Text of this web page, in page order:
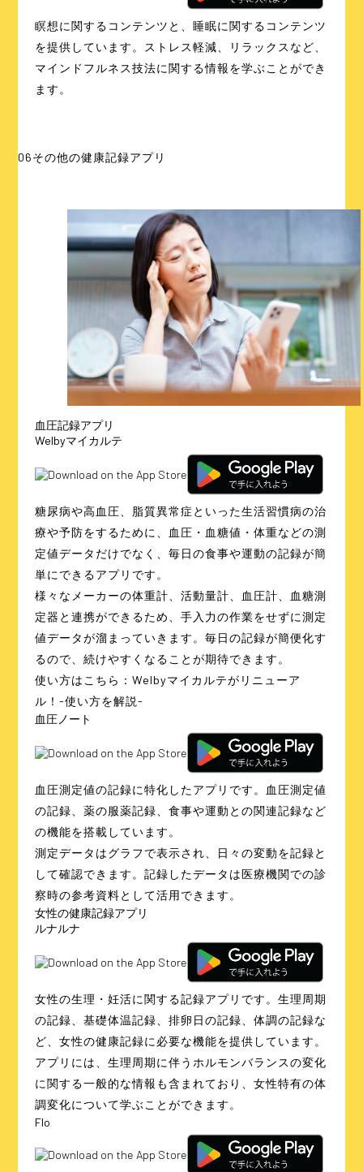
瞑想に関するコンテンツと、睡眠に関するコンテンツ
を提供しています。ストレス軽減、リラックスなど、
マインドフルネス技法に関する情報を学ぶことができ
ます。
06その他の健康記録アプリ
血圧記録アプリ
Welbyマイカルテ
糖尿病や高血圧、脂質異常症といった生活習慣病の治
療や予防をするために、血圧・血糖値・体重などの測
定値データだけでなく、毎日の食事や運動の記録が簡
単にできるアプリです。
様々なメーカーの体重計、活動量計、血圧計、血糖測
定器と連携ができるため、手入力の作業をせずに測定
値データが溜まっていきます。毎日の記録が簡便化す
るので、続けやすくなることが期待できます。
使い方はこちら： Welbyマイカルテがリニューア
ル！-使い方を解説-
血圧ノート
血圧測定値の記録に特化したアプリです。血圧測定値
の記録、薬の服薬記録、食事や運動との関連記録など
の機能を搭載しています。
測定データはグラフで表示され、日々の変動を記録と
して確認できます。記録したデータは医療機関での診
察時の参考資料として活用できます。
女性の健康記録アプリ
ルナルナ
女性の生理・妊活に関する記録アプリです。生理周期
の記録、基礎体温記録、排卵日の記録、体調の記録な
ど、女性の健康記録に必要な機能を提供しています。
アプリには、生理周期に伴うホルモンバランスの変化
に関する一般的な情報も含まれており、女性特有の体
調変化について学ぶことができます。
Flo